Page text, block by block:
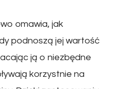
omawia, jak
podnoszą jej wartość
ją o niezbędne
korzystnie na